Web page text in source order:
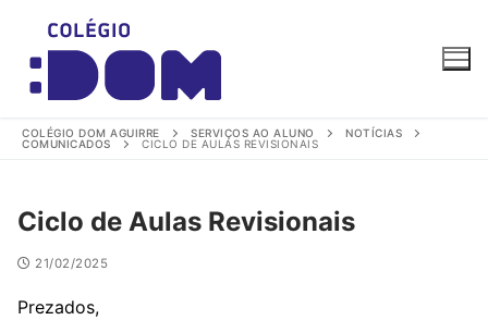
conteúdo
COLÉGIO DOM AGUIRRE SERVIÇOS AO ALUNO
NOTÍCIAS
COMUNICADOS
CICLO DE AULAS REVISIONAIS
Ciclo de Aulas Revisionais
21/02/2025
Prezados,